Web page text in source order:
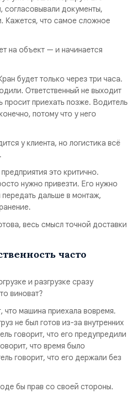
согласовывали документы,
Кажется, что самое сложное
на объект — и начинается
будет только через три часа.
Ответственный не выходит
просит приехать позже. Водитель
потому что у него
у клиента, но логистика всё
это критично.
нужно привезти. Его нужно
передать дальше в монтаж,
весь смысл точной доставки
часто
и разгрузке сразу
виноват?
что машина приехала вовремя.
не был готов из-за внутренних
говорит, что его предупредили
что время было
говорит, что его держали без
бы прав со своей стороны.